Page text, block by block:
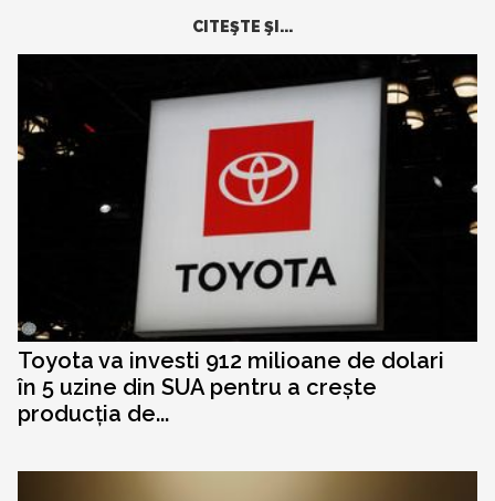
CITEŞTE ŞI...
Toyota va investi 912 milioane de dolari
în 5 uzine din SUA pentru a crește
producția de...